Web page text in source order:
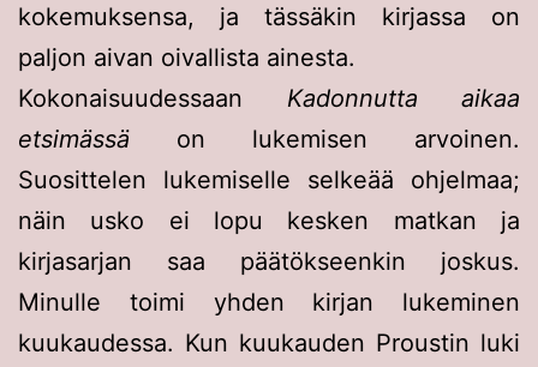
kokemuksensa, ja tässäkin kirjassa on
paljon aivan oivallista ainesta.
Kokonaisuudessaan Kadonnutta aikaa
etsimässä on lukemisen arvoinen.
Suosittelen lukemiselle selkeää ohjelmaa;
näin usko ei lopu kesken matkan ja
kirjasarjan saa päätökseenkin joskus.
Minulle toimi yhden kirjan lukeminen
kuukaudessa. Kun kuukauden Proustin luki